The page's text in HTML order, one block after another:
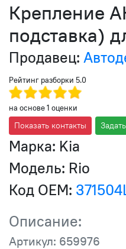
Крепление
подставка)
Продавец:
Рейтинг разборки 5.0
на основе1 оценки
Показать контакты
Марка: Kia
Модель: Rio
Код OEM:
Описание:
Артикул: 659976